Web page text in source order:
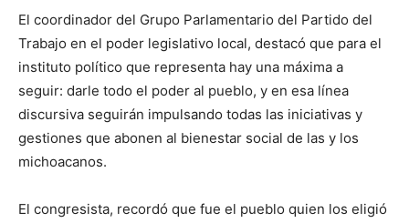
El coordinador del Grupo Parlamentario del Partido del
Trabajo en el poder legislativo local, destacó que para el
instituto político que representa hay una máxima a
seguir: darle todo el poder al pueblo, y en esa línea
discursiva seguirán impulsando todas las iniciativas y
gestiones que abonen al bienestar social de las y los
michoacanos.
El congresista, recordó que fue el pueblo quien los eligió